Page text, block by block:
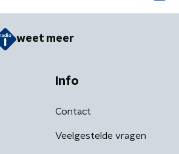
weet meer
Info
Contact
Veelgestelde vragen